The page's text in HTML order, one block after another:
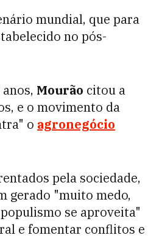
mundial, que para
no pós-
Mourão citou a
e o movimento da
o agronegócio
pela sociedade,
gerado "muito medo,
se aproveita"
e fomentar conflitos e